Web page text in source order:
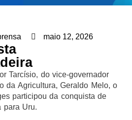
maio 12, 2026
Tarcísio, do vice-governador
da Agricultura, Geraldo Melo, o
participou da conquista de
para Uru.